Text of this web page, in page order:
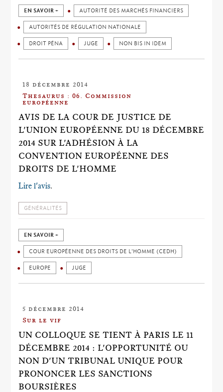
EN SAVOIR + AUTORITÉ DES MARCHÉS FINANCIERS
AUTORITÉS DE RÉGULATION NATIONALE
DROIT PÉNA JUGE NON BIS IN IDEM
18 décembre 2014
Thesaurus : 06. Commission
européenne
AVIS DE LA COUR DE JUSTICE DE
L'UNION EUROPÉENNE DU 18 DÉCEMBRE
2014 SUR L'ADHÉSION À LA
CONVENTION EUROPÉENNE DES
DROITS DE L'HOMME
Lire l'avis.
GÉNÉRALITÉS
EN SAVOIR +
COUR EUROPÉENNE DES DROITS DE L'HOMME (CEDH)
EUROPE JUGE
5 décembre 2014
Sur le vif
UN COLLOQUE SE TIENT À PARIS LE 11
DÉCEMBRE 2014 : L'OPPORTUNITÉ OU
NON D'UN TRIBUNAL UNIQUE POUR
PRONONCER LES SANCTIONS
BOURSIÈRES